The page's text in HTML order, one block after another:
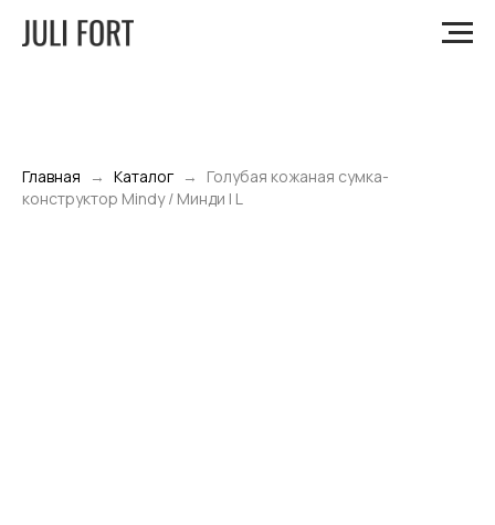
Главная Каталог
Голубая кожаная сумка-
конструктор Mindy / Минди | L